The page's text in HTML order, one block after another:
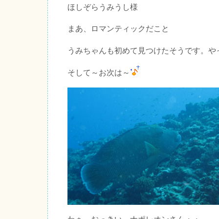
ほしぞらうみうし様
まあ、ロマンティックだこと
うみちゃんも初めて見つけたそうです。や
そして～お次は～